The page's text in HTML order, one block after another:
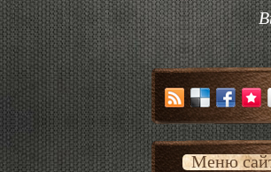
Меню